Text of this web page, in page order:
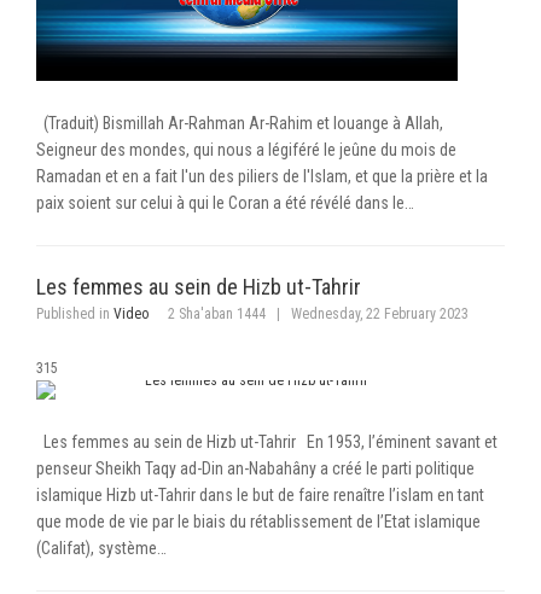
(Traduit) Bismillah Ar-Rahman Ar-Rahim et louange à Allah,
Seigneur des mondes, qui nous a légiféré le jeûne du mois de
Ramadan et en a fait l'un des piliers de l'Islam, et que la prière et la
paix soient sur celui à qui le Coran a été révélé dans le…
Les femmes au sein de Hizb ut-Tahrir
Published in Video 2 Sha'aban 1444 | Wednesday, 22 February 2023
315
Les femmes au sein de Hizb ut-Tahrir En 1953, l’éminent savant et
penseur Sheikh Taqy ad-Din an-Nabahâny a créé le parti politique
islamique Hizb ut-Tahrir dans le but de faire renaître l’islam en tant
que mode de vie par le biais du rétablissement de l’Etat islamique
(Califat), système…